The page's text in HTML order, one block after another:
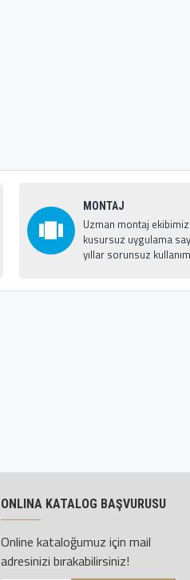
MONTAJ
Uzman montaj
kusursuz uygulama
yıllar sorunsuz
ONLINA KATALOG BAŞVURUSU
Online kataloğumuz için mail
adresinizi bırakabilirsiniz!